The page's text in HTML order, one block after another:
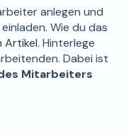
anlegen und
Wie du das
Artikel. Hinterlege
Dabei ist
Mitarbeiters